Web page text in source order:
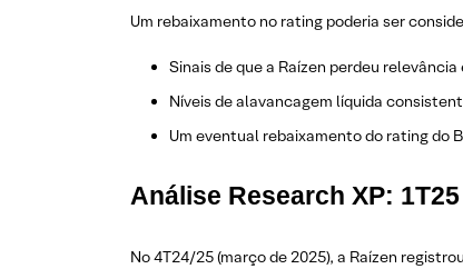
Um rebaixamento no rating poderia ser
Sinais de que a Raízen perdeu
Níveis de alavancagem líquida
Um eventual rebaixamento do rating do
Análise Research XP: 1T25
No 4T24/25 (março de 2025), a Raízen